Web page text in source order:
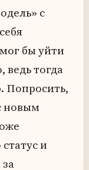
с
бы уйти
ведь тогда
Попросить,
новым
и